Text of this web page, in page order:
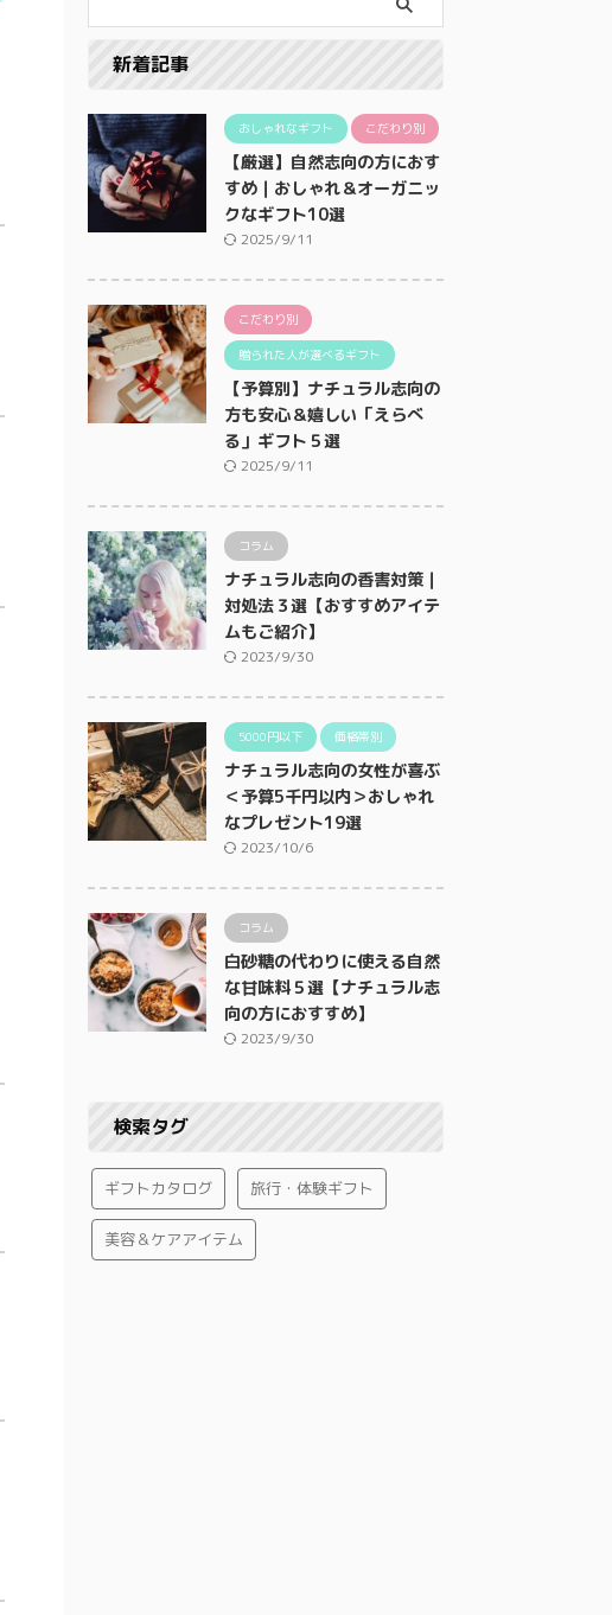
新着記事
おしゃれなギフト こだわり別
【厳選】自然志向の方におす
すめ｜おしゃれ＆オーガニッ
クなギフト10選
2025/9/11
こだわり別
贈られた人が選べるギフト
【予算別】ナチュラル志向の
方も安心＆嬉しい「えらべ
る」ギフト５選
2025/9/11
コラム
ナチュラル志向の香害対策｜
対処法３選【おすすめアイテ
ムもご紹介】
2023/9/30
5000円以下 価格帯別
ナチュラル志向の女性が喜ぶ
＜予算5千円以内＞おしゃれ
なプレゼント19選
2023/10/6
コラム
白砂糖の代わりに使える自然
な甘味料５選【ナチュラル志
向の方におすすめ】
2023/9/30
検索タグ
ギフトカタログ 旅行・体験ギフト
美容＆ケアアイテム